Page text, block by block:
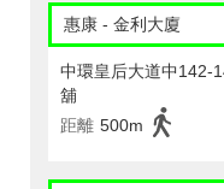
惠康 - 金利大廈
中環皇后大道中142-
舖
距離 500m